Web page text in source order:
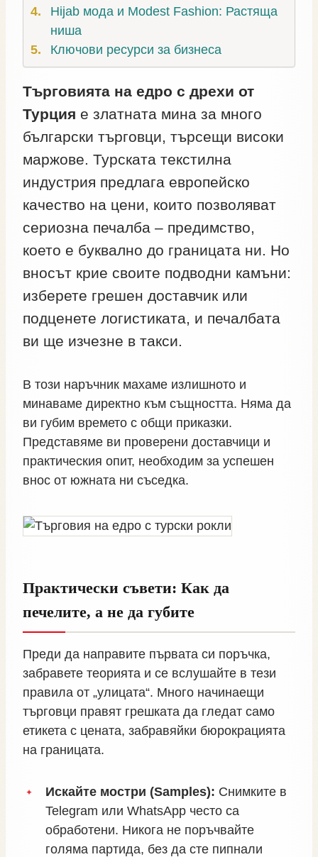
Hijab мода и Modest Fashion: Растяща
ниша
Ключови ресурси за бизнеса
Търговията на едро с дрехи от
Турция е златната мина за много
български търговци, търсещи високи
маржове. Турската текстилна
индустрия предлага европейско
качество на цени, които позволяват
сериозна печалба – предимство,
което е буквално до границата ни. Но
вносът крие своите подводни камъни:
изберете грешен доставчик или
подценете логистиката, и печалбата
ви ще изчезне в такси.
В този наръчник махаме излишното и
минаваме директно към същността. Няма да
ви губим времето с общи приказки.
Представяме ви проверени доставчици и
практическия опит, необходим за успешен
внос от южната ни съседка.
Практически съвети: Как да
печелите, а не да губите
Преди да направите първата си поръчка,
забравете теорията и се вслушайте в тези
правила от „улицата“. Много начинаещи
търговци правят грешката да гледат само
етикета с цената, забравяйки бюрокрацията
на границата.
Искайте мостри (Samples): Снимките в
Telegram или WhatsApp често са
обработени. Никога не поръчвайте
голяма партида, без да сте пипнали